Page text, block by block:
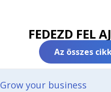
FEDEZD FEL
Az összes
Grow your business​